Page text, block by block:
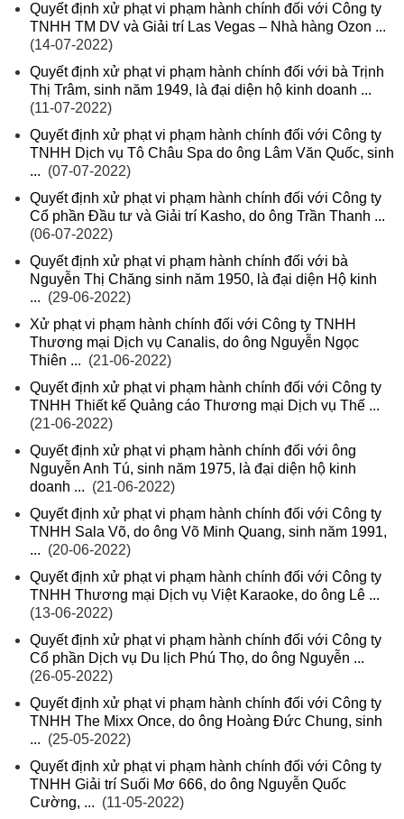
Quyết định xử phạt vi phạm hành chính đối với Công ty
TNHH TM DV và Giải trí Las Vegas – Nhà hàng Ozon ...
(14-07-2022)
Quyết định xử phạt vi phạm hành chính đối với bà Trịnh
Thị Trâm, sinh năm 1949, là đại diện hộ kinh doanh ...
(11-07-2022)
Quyết định xử phạt vi phạm hành chính đối với Công ty
TNHH Dịch vụ Tô Châu Spa do ông Lâm Văn Quốc, sinh
... (07-07-2022)
Quyết định xử phạt vi phạm hành chính đối với Công ty
Cổ phần Đầu tư và Giải trí Kasho, do ông Trần Thanh ...
(06-07-2022)
Quyết định xử phạt vi phạm hành chính đối với bà
Nguyễn Thị Chăng sinh năm 1950, là đại diện Hộ kinh
... (29-06-2022)
Xử phạt vi phạm hành chính đối với Công ty TNHH
Thương mại Dịch vụ Canalis, do ông Nguyễn Ngọc
Thiên ... (21-06-2022)
Quyết định xử phạt vi phạm hành chính đối với Công ty
TNHH Thiết kế Quảng cáo Thương mại Dịch vụ Thế ...
(21-06-2022)
Quyết định xử phạt vi phạm hành chính đối với ông
Nguyễn Anh Tú, sinh năm 1975, là đại diện hộ kinh
doanh ... (21-06-2022)
Quyết định xử phạt vi phạm hành chính đối với Công ty
TNHH Sala Võ, do ông Võ Minh Quang, sinh năm 1991,
... (20-06-2022)
Quyết định xử phạt vi phạm hành chính đối với Công ty
TNHH Thương mại Dịch vụ Việt Karaoke, do ông Lê ...
(13-06-2022)
Quyết định xử phạt vi phạm hành chính đối với Công ty
Cổ phần Dịch vụ Du lịch Phú Thọ, do ông Nguyễn ...
(26-05-2022)
Quyết định xử phạt vi phạm hành chính đối với Công ty
TNHH The Mixx Once, do ông Hoàng Đức Chung, sinh
... (25-05-2022)
Quyết định xử phạt vi phạm hành chính đối với Công ty
TNHH Giải trí Suối Mơ 666, do ông Nguyễn Quốc
Cường, ... (11-05-2022)